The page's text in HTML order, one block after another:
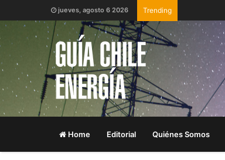
jueves, agosto 6 2026 Trending
Home Editorial Quiénes Somos